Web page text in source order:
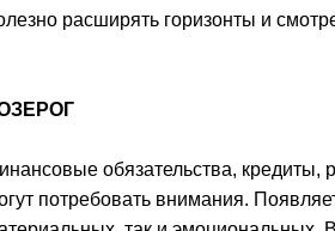
расширять горизонты и
обязательства,
потребовать внимания.